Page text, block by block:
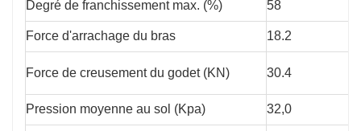
Degré de franchissement max. (%) 58
Force d'arrachage du bras 18.2
Force de creusement du godet (KN) 30.4
Pression moyenne au sol (Kpa) 32,0